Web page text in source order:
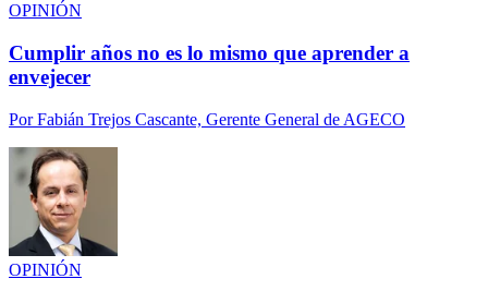
OPINIÓN
Cumplir años no es lo mismo que aprender a
envejecer
PorFabián Trejos Cascante, Gerente General de AGECO
OPINIÓN